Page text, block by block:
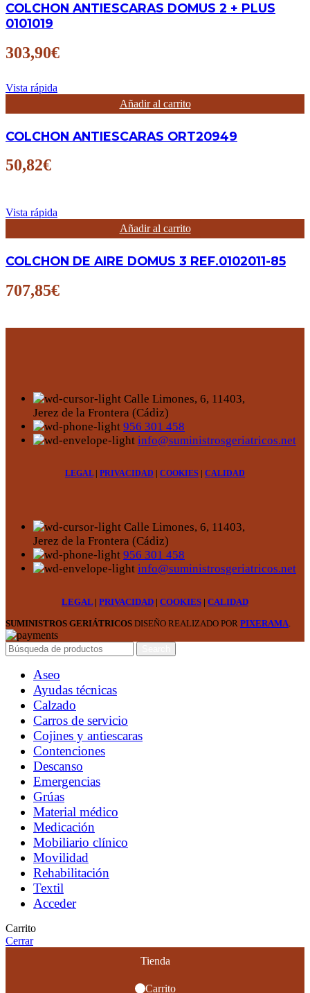
COLCHON ANTIESCARAS DOMUS 2 + PLUS
0101019
303,90€
Vista rápida
Añadir al carrito
COLCHON ANTIESCARAS ORT20949
50,82€
Vista rápida
Añadir al carrito
COLCHON DE AIRE DOMUS 3 REF.0102011-85
707,85€
Calle Limones, 6, 11403,
Jerez de la Frontera (Cádiz)
956 301 458
info@suministrosgeriatricos.net
LEGAL| PRIVACIDAD COOKIES CALIDAD
Calle Limones, 6, 11403,
Jerez de la Frontera (Cádiz)
956 301 458
info@suministrosgeriatricos.net
LEGAL | PRIVACIDAD | COOKIES | CALIDAD
SUMINISTROS GERIÁTRICOS DISEÑO REALIZADO POR PIXERAMA
Aseo
Ayudas técnicas
Calzado
Carros de servicio
Cojines y antiescaras
Contenciones
Descanso
Emergencias
Grúas
Material médico
Medicación
Mobiliario clínico
Movilidad
Rehabilitación
Textil
Acceder
Carrito
Cerrar
Tienda
Carrito